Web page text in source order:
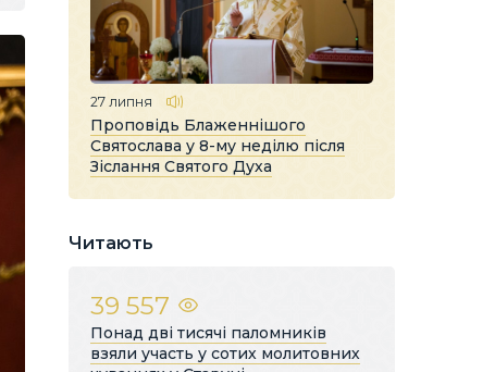
27 липня
Проповідь Блаженнішого
Святослава у 8-му неділю після
Зіслання Святого Духа
Читають
39 557
Понад дві тисячі паломників
взяли участь у сотих молитовних